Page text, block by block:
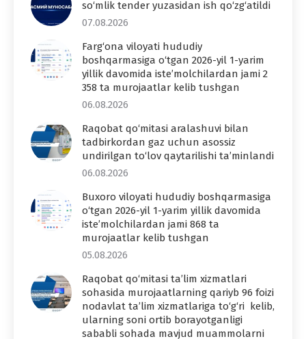
so‘mlik tender yuzasidan ish qo‘zg‘atildi
07.08.2026
Farg‘ona viloyati hududiy
boshqarmasiga o‘tgan 2026-yil 1-yarim
yillik davomida iste’molchilardan jami 2
358 ta murojaatlar kelib tushgan
06.08.2026
Raqobat qo‘mitasi aralashuvi bilan
tadbirkordan gaz uchun asossiz
undirilgan to‘lov qaytarilishi ta’minlandi
06.08.2026
Buxoro viloyati hududiy boshqarmasiga
o‘tgan 2026-yil 1-yarim yillik davomida
iste’molchilardan jami 868 ta
murojaatlar kelib tushgan
05.08.2026
Raqobat qo‘mitasi ta’lim xizmatlari
sohasida murojaatlarning qariyb 96 foizi
nodavlat ta’lim xizmatlariga to‘g‘ri kelib,
ularning soni ortib borayotganligi
sababli sohada mavjud muammolarni